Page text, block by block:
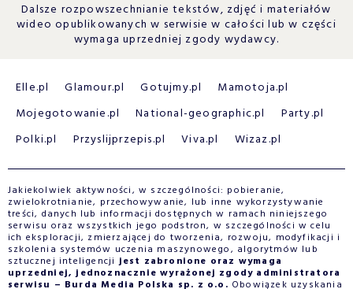
Dalsze rozpowszechnianie tekstów, zdjęć i materiałów
wideo opublikowanych w serwisie w całości lub w części
wymaga uprzedniej zgody wydawcy.
Elle.pl Glamour.pl Gotujmy.pl
Mamotoja.pl
Mojegotowanie.pl
National-geographic.pl
Party.pl
Polki.pl
Przyslijprzepis.pl Viva.pl Wizaz.pl
Jakiekolwiek aktywności, w szczególności: pobieranie,
zwielokrotnianie, przechowywanie, lub inne wykorzystywanie
treści, danych lub informacji dostępnych w ramach niniejszego
serwisu oraz wszystkich jego podstron, w szczególności w celu
ich eksploracji, zmierzającej do tworzenia, rozwoju, modyfikacji i
szkolenia systemów uczenia maszynowego, algorytmów lub
sztucznej inteligencjijest zabronione oraz wymaga
uprzedniej, jednoznacznie wyrażonej zgody administratora
serwisu – Burda Media Polska sp. z o.o. Obowiązek uzyskania